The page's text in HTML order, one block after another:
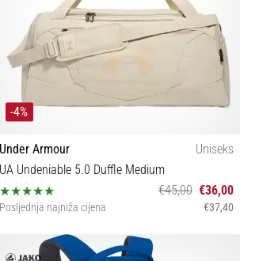
-4%
Under Armour
Uniseks
UA Undeniable 5.0 Duffle Medium
€45,00 €36,00
Posljednja najniža cijena €37,40
UNI